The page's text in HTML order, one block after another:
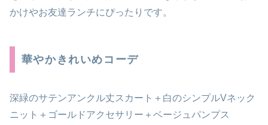
かけやお友達ランチにぴったりです。
華やかきれいめコーデ
深緑のサテンアンクル丈スカート＋白のシンプルVネック
ニット＋ゴールドアクセサリー＋ベージュパンプス